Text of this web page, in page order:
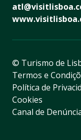
© Turismo de
Termos e
Política de
Cookies
Canal de